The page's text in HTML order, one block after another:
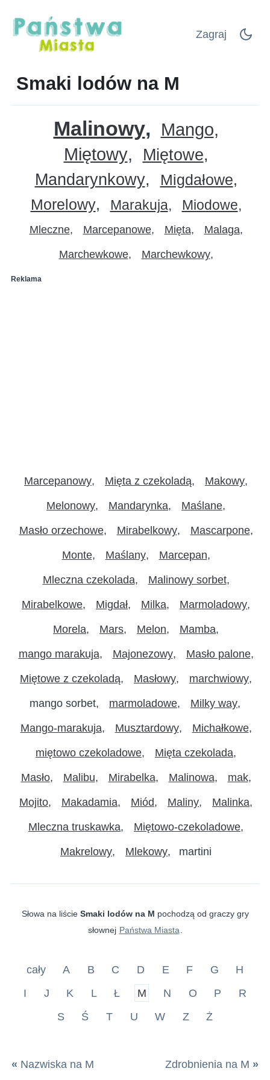
Zagraj
Smaki lodów na M
Malinowy
Mango
Miętowy
Miętowe
Mandarynkowy
Migdałowe
Morelowy
Marakuja Miodowe
Mleczne Marcepanowe Mięta Malaga
Marchewkowe Marchewkowy
Reklama
Marcepanowy Mięta z czekoladą Makowy
Melonowy Mandarynka Maślane
Masło orzechowe Mirabelkowy Mascarpone
Monte Maślany Marcepan
Mleczna czekolada Malinowy sorbet
Mirabelkowe Migdał Milka Marmoladowy
Morela Mars Melon Mamba
mango marakuja Majonezowy Masło palone
Miętowe z czekoladą Masłowy marchwiowy
mango sorbet marmoladowe Milky way
Mango-marakuja Musztardowy Michałkowe
miętowo czekoladowe Mięta czekolada
Masło Malibu Mirabelka Malinowa mak
Mojito Makadamia Miód Maliny Malinka
Mleczna truskawka Miętowo-czekoladowe
Makrelowy Mlekowy martini
Słowa na liście Smaki lodów na M pochodzą od graczy gry
słownej Państwa Miasta
cały A B C D E F G
H
I
J K L Ł M N O P
R
S
Ś T U W Z Ż
« Nazwiska na M Zdrobnienia na M »